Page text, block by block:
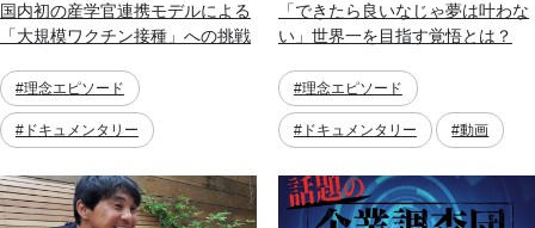
国内初の産学官連携モデルによる
「大規模ワクチン接種」への挑戦
#理念エピソード
#ドキュメンタリー
「できたら良いなじゃ夢は叶わな
い」世界一を目指す覚悟とは？
#理念エピソード
#ドキュメンタリー #動画